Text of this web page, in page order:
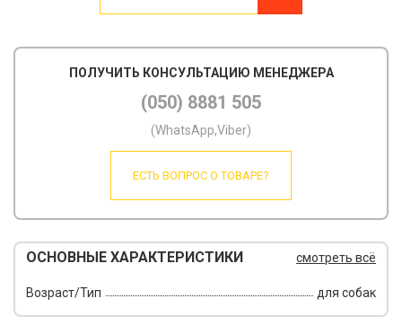
ПОЛУЧИТЬ КОНСУЛЬТАЦИЮ МЕНЕДЖЕРА
(050) 8881 505
(WhatsApp,Viber)
ЕСТЬ ВОПРОС О ТОВАРЕ?
ОСНОВНЫЕ ХАРАКТЕРИСТИКИ смотреть всё
Возраст/Тип для собак